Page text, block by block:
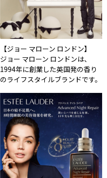
【ジョー マローン ロンドン】
ジョー マローン ロンドンは、
1994年に創業した英国発の香り
のライフスタイルブランドです。